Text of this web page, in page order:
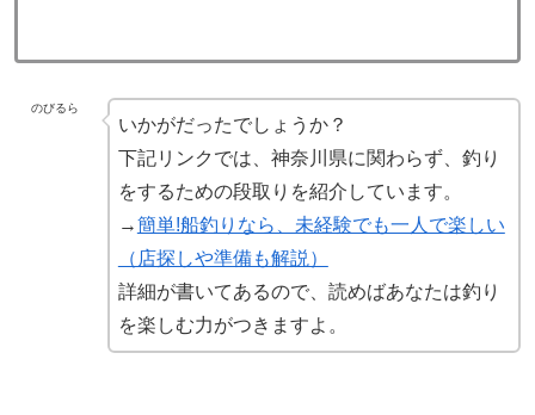
のびるら
いかがだったでしょうか？
下記リンクでは、神奈川県に関わらず、釣り
をするための段取りを紹介しています。
→簡単!船釣りなら、未経験でも一人で楽しい
（店探しや準備も解説）
詳細が書いてあるので、読めばあなたは釣り
を楽しむ力がつきますよ。